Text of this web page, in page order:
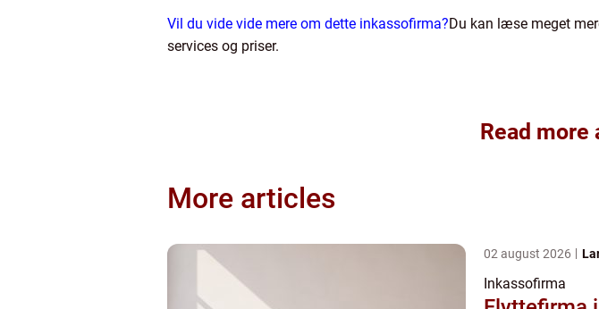
Vil du vide vide mere om dette inkassofirma?Du kan læse meget
services og priser.
Read
More articles
02 august 2026
Inkassofirma